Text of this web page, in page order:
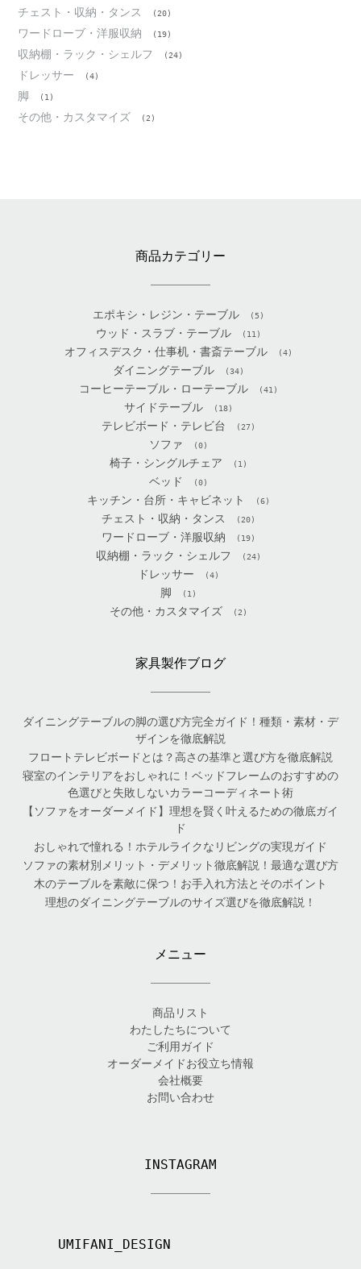
チェスト・収納・タンス (20)
ワードローブ・洋服収納 (19)
収納棚・ラック・シェルフ (24)
ドレッサー (4)
脚 (1)
その他・カスタマイズ (2)
商品カテゴリー
エポキシ・レジン・テーブル (5)
ウッド・スラブ・テーブル (11)
オフィスデスク・仕事机・書斎テーブル (4)
ダイニングテーブル (34)
コーヒーテーブル・ローテーブル (41)
サイドテーブル (18)
テレビボード・テレビ台 (27)
ソファ (0)
椅子・シングルチェア (1)
ベッド (0)
キッチン・台所・キャビネット (6)
チェスト・収納・タンス (20)
ワードローブ・洋服収納 (19)
収納棚・ラック・シェルフ (24)
ドレッサー (4)
脚 (1)
その他・カスタマイズ (2)
家具製作ブログ
ダイニングテーブルの脚の選び方完全ガイド！種類・素材・デ
ザインを徹底解説
フロートテレビボードとは？高さの基準と選び方を徹底解説
寝室のインテリアをおしゃれに！ベッドフレームのおすすめの
色選びと失敗しないカラーコーディネート術
【ソファをオーダーメイド】理想を賢く叶えるための徹底ガイ
ド
おしゃれで憧れる！ホテルライクなリビングの実現ガイド
ソファの素材別メリット・デメリット徹底解説！最適な選び方
木のテーブルを素敵に保つ！お手入れ方法とそのポイント
理想のダイニングテーブルのサイズ選びを徹底解説！
メニュー
商品リスト
わたしたちについて
ご利用ガイド
オーダーメイドお役立ち情報
会社概要
お問い合わせ
INSTAGRAM
UMIFANI_DESIGN